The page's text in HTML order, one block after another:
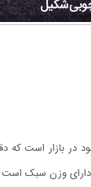
است. این ساعت